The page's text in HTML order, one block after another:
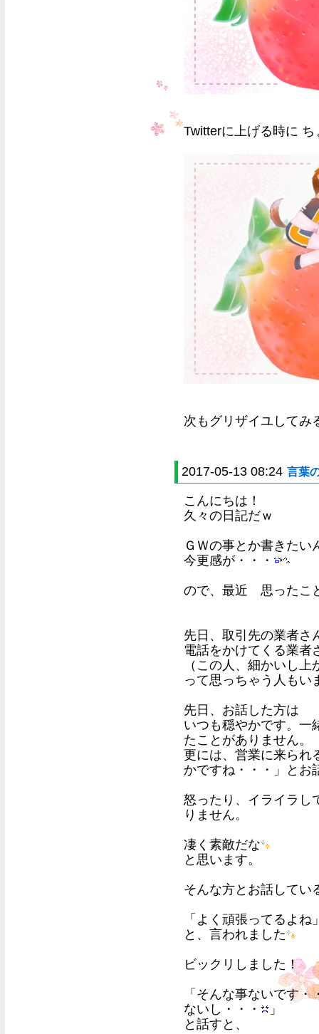
Twitterに上げる時に
次もグリザイユして
2017-05-13 08:24 言葉
こんにちは！
久々の日記だｗ
ＧＷの事とか書きたい
今更感が・・・
ので、最近 思ったこ
先日、取引先の業者さ
電話をかけてくる業者
（この人、細かいし
って思っちゃう人もい
先日、お話した方は
いつも穏やかです。一
たことがありません。
更には、営業に来られ
かですね・・・」とお
怒ったり、イライラし
りません。
凄く素敵だな
と思います。
そんな方とお話してい
「よく頑張ってるよね
と、言われました
ビックリしました！
「そんな事ないです
ないし・・・
」
と話すと、